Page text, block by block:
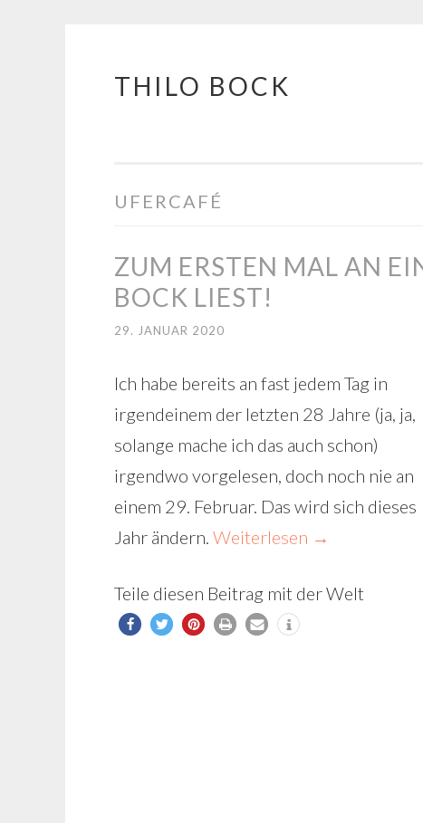
Springe
THILO BOCK
UFERCAFÉ
ZUM ERSTEN MAL AN
BOCK LIEST!
29. JANUAR 2020
Ich habe bereits an fast jedem Tag in
irgendeinem der letzten 28 Jahre (ja, ja,
solange mache ich das auch schon)
irgendwo vorgelesen, doch noch nie an
einem 29. Februar. Das wird sich dieses
Jahr ändern. Weiterlesen →
Teile diesen Beitrag mit der Welt